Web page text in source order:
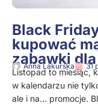
Black
kupować
zabawki
Anna Lakurska 31
Listopad to miesiąc,
w kalendarzu nie
ale i na… promocje.